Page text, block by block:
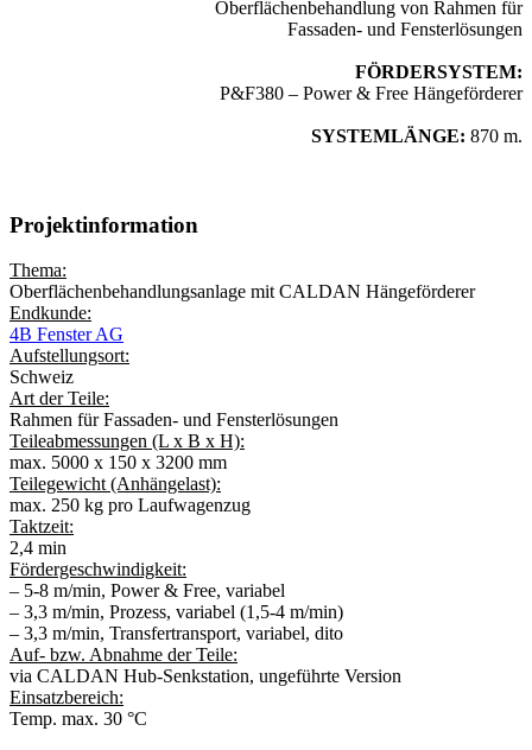
Oberflächenbehandlung von Rahmen für
Fassaden- und Fensterlösungen
FÖRDERSYSTEM:
P&F380 – Power & Free Hängeförderer
SYSTEMLÄNGE: 870 m.
Projektinformation
Thema:
Oberflächenbehandlungsanlage mit CALDAN Hängeförderer
Endkunde:
4B Fenster AG
Aufstellungsort:
Schweiz
Art der Teile:
Rahmen für Fassaden- und Fensterlösungen
Teileabmessungen (L x B x H):
max. 5000 x 150 x 3200 mm
Teilegewicht (Anhängelast):
max. 250 kg pro Laufwagenzug
Taktzeit:
2,4 min
Fördergeschwindigkeit:
– 5-8 m/min, Power & Free, variabel
– 3,3 m/min, Prozess, variabel (1,5-4 m/min)
– 3,3 m/min, Transfertransport, variabel, dito
Auf- bzw. Abnahme der Teile:
via CALDAN Hub-Senkstation, ungeführte Version
Einsatzbereich:
Temp. max. 30 °C